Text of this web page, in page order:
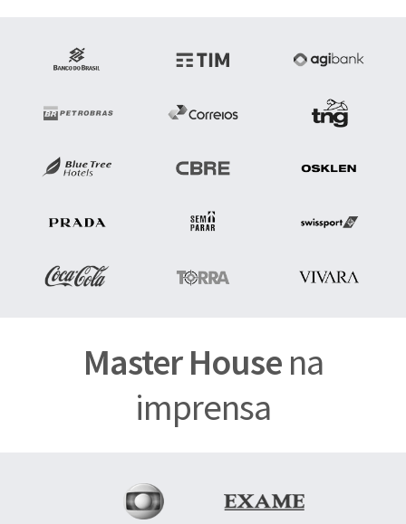
Master Housena
imprensa